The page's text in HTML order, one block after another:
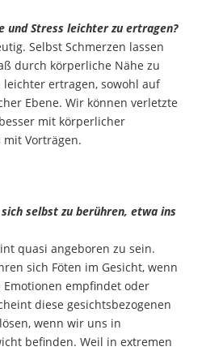
und Stress leichter zu ertragen?
Selbst Schmerzen lassen
durch körperliche Nähe zu
ertragen, sowohl auf
Ebene. Wir können verletzte
mit körperlicher
Vorträgen.
selbst zu berühren, etwa ins
quasi angeboren zu sein.
sich Föten im Gesicht, wenn
empfindet oder
diese gesichtsbezogenen
wenn wir uns in
befinden. Weil in extremen